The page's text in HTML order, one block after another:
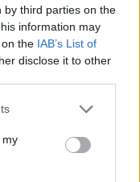
by third parties on the
information may
the IAB’s List of
disclose it to other
or more Google
You may click to
third-party tags to
in below Google
my